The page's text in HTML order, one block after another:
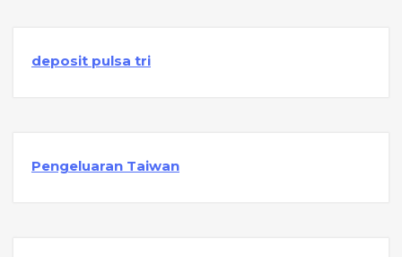
deposit pulsa tri
Pengeluaran Taiwan